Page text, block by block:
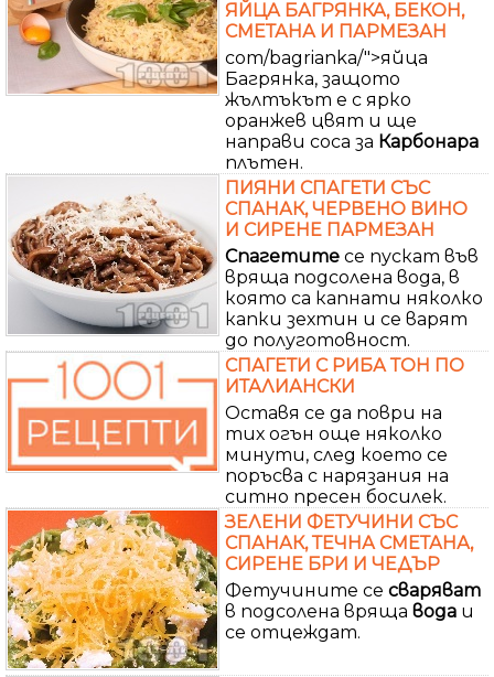
ЯЙЦА БАГРЯНКА, БЕКОН,
СМЕТАНА И ПАРМЕЗАН
com/bagrianka/">яйца
Багрянка, защото
жълтъкът е с ярко
оранжев цвят и ще
направи соса за Карбонара
плътен.
ПИЯНИ СПАГЕТИ СЪС
СПАНАК, ЧЕРВЕНО ВИНО
И СИРЕНЕ ПАРМЕЗАН
Спагетите се пускат във
вряща подсолена вода, в
която са капнати няколко
капки зехтин и се варят
до полуготовност.
СПАГЕТИ С РИБА ТОН ПО
ИТАЛИАНСКИ
Оставя се да поври на
тих огън още няколко
минути, след което се
поръсва с нарязания на
ситно пресен босилек.
ЗЕЛЕНИ ФЕТУЧИНИ СЪС
СПАНАК, ТЕЧНА СМЕТАНА,
СИРЕНЕ БРИ И ЧЕДЪР
Фетучините се сваряват
в подсолена вряща вода и
се отцеждат.